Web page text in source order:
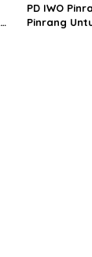
PD IWO
Pinrang